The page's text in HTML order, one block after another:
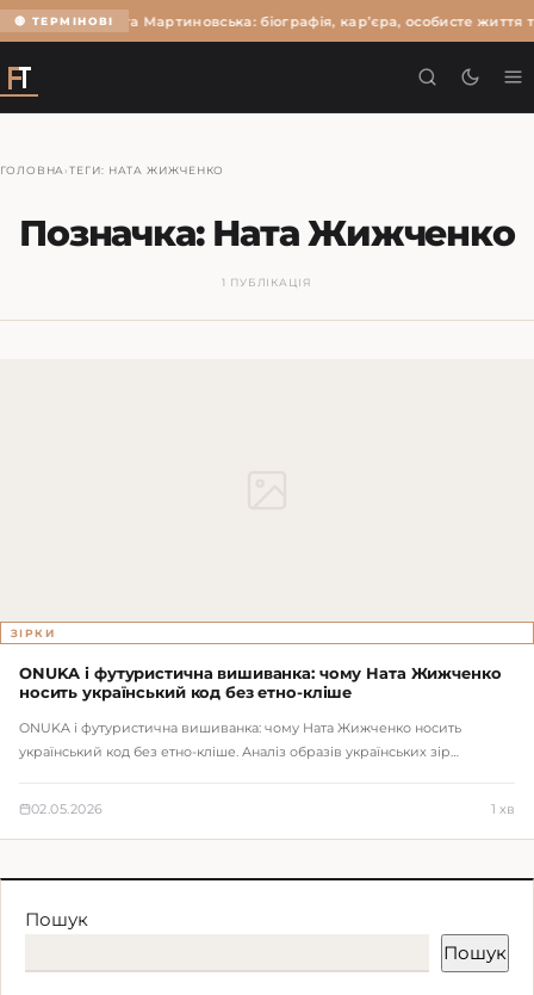
🔴 ТЕРМІНОВІОльга Мартиновська: біографія, кар’єра, особисте життя
ГОЛОВНА ›ТЕГИ: НАТА ЖИЖЧЕНКО
Позначка: Ната Жижченко
1 ПУБЛІКАЦІЯ
ЗІРКИ
ONUKA і футуристична вишиванка: чому Ната Жижченко
носить український код без етно-кліше
ONUKA і футуристична вишиванка: чому Ната Жижченко носить
український код без етно-кліше. Аналіз образів українських зір…
02.05.2026 1 хв
Пошук
Пошук